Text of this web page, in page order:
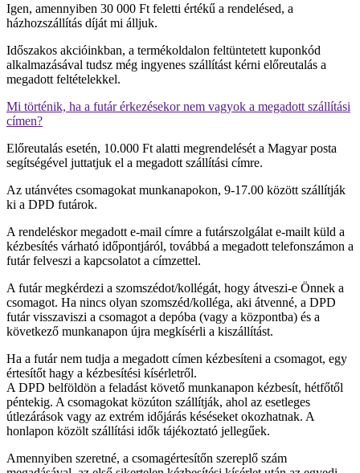
Igen, amennyiben 30 000 Ft feletti értékű a rendelésed, a
házhozszállítás díját mi álljuk.
Időszakos akcióinkban, a termékoldalon feltüntetett kuponkód
alkalmazásával tudsz még ingyenes szállítást kérni előreutalás a
megadott feltételekkel.
Mi történik, ha a futár érkezésekor nem vagyok a megadott szállítási
címen?
Előreutalás esetén, 10.000 Ft alatti megrendelését a Magyar posta
segítségével juttatjuk el a megadott szállítási címre.
Az utánvétes csomagokat munkanapokon, 9-17.00 között szállítják
ki a DPD futárok.
A rendeléskor megadott e-mail címre a futárszolgálat e-mailt küld a
kézbesítés várható időpontjáról, továbbá a megadott telefonszámon a
futár felveszi a kapcsolatot a címzettel.
A futár megkérdezi a szomszédot/kollégát, hogy átveszi-e Önnek a
csomagot. Ha nincs olyan szomszéd/kolléga, aki átvenné, a DPD
futár visszaviszi a csomagot a depóba (vagy a központba) és a
következő munkanapon újra megkísérli a kiszállítást.
Ha a futár nem tudja a megadott címen kézbesíteni a csomagot, egy
értesítőt hagy a kézbesítési kísérletről.
A DPD belföldön a feladást követő munkanapon kézbesít, hétfőtől
péntekig. A csomagokat közúton szállítják, ahol az esetleges
útlezárások vagy az extrém időjárás késéseket okozhatnak. A
honlapon közölt szállítási idők tájékoztató jellegűek.
Amennyiben szeretné, a csomagértesítőn szereplő szám